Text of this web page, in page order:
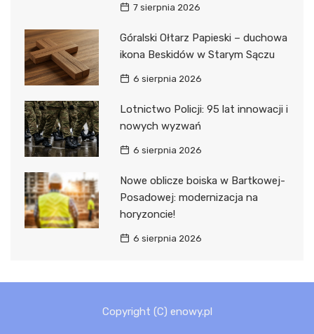
7 sierpnia 2026
Góralski Ołtarz Papieski – duchowa
ikona Beskidów w Starym Sączu
6 sierpnia 2026
Lotnictwo Policji: 95 lat innowacji i
nowych wyzwań
6 sierpnia 2026
Nowe oblicze boiska w Bartkowej-
Posadowej: modernizacja na
horyzoncie!
6 sierpnia 2026
Copyright (C) enowy.pl